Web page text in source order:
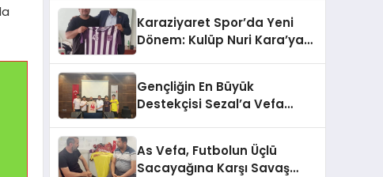
Karaziyaret Spor’da Yeni
Dönem: Kulüp Nuri Kara’ya
Gençliğin En Büyük
Destekçisi Sezal’a Vefa
As Vefa, Futbolun Üçlü
Sacayağına Karşı Savaş